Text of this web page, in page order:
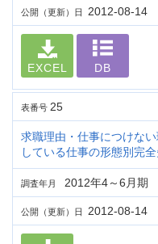
公開（更新）日 2012-08-14
EXCEL DB
表番号 25
求職理由・仕事につけな
している仕事の形態別完
調査年月 2012年4～6月期
公開（更新）日 2012-08-14